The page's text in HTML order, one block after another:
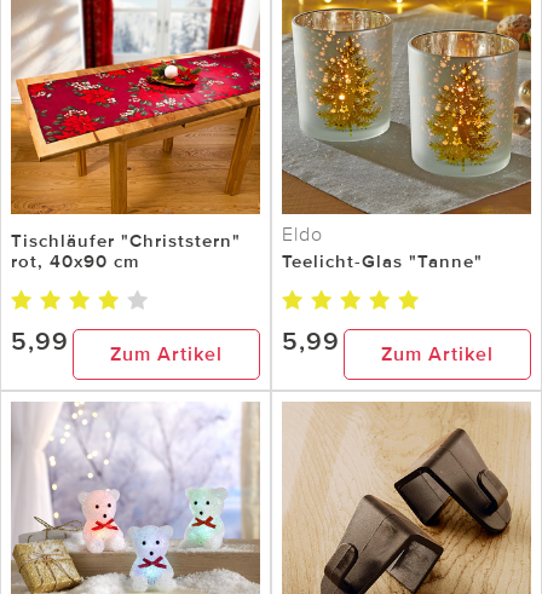
Tischläufer "Christstern"
rot, 40x90 cm
5,99 Zum Artikel
Eldo
Teelicht-Glas "Tanne"
5,99 Zum Artikel